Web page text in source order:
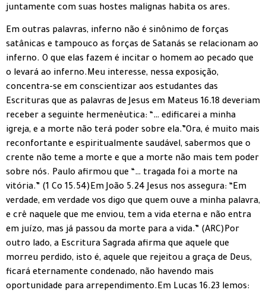
juntamente com suas hostes malignas habita os ares.
Em outras palavras, inferno não é sinônimo de forças
satânicas e tampouco as forças de Satanás se relacionam ao
inferno. O que elas fazem é incitar o homem ao pecado que
o levará ao inferno.Meu interesse, nessa exposição,
concentra-se em conscientizar aos estudantes das
Escrituras que as palavras de Jesus em Mateus 16.18 deveriam
receber a seguinte hermenêutica: “… edificarei a minha
igreja, e a morte não terá poder sobre ela.”Ora, é muito mais
reconfortante e espiritualmente saudável, sabermos que o
crente não teme a morte e que a morte não mais tem poder
sobre nós. Paulo afirmou que “… tragada foi a morte na
vitória.” (1 Co 15.54)Em João 5.24 Jesus nos assegura: “Em
verdade, em verdade vos digo que quem ouve a minha palavra,
e crê naquele que me enviou, tem a vida eterna e não entra
em juízo, mas já passou da morte para a vida.” (ARC)Por
outro lado, a Escritura Sagrada afirma que aquele que
morreu perdido, isto é, aquele que rejeitou a graça de Deus,
ficará eternamente condenado, não havendo mais
oportunidade para arrependimento.Em Lucas 16.23 lemos: